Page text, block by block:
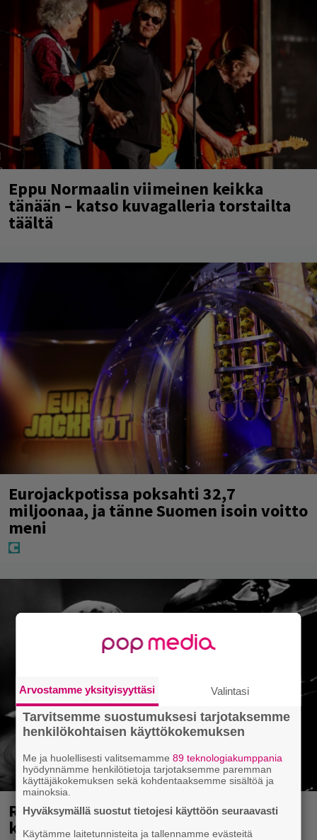
Eppu Normaalin viimeinen keikka
tänään – katso kuvagalleria torstailta
Eurojackpotissa poksahti 32,7
miljoonaa, ja tänne Suomen isoin voitto
meni
Arvostamme yksityisyyttäsi Valintasi
Tarvitsemme suostumuksesi tarjotaksemme
henkilökohtaisen käyttökokemuksen
Me ja huolellisesti valitsemamme89 teknologiakumppania
hyödynnämme henkilötietoja tarjotaksemme paremman
käyttäjäkokemuksen sekä kohdentaaksemme sisältöä ja
mainoksia.
Hyväksymällä suostut tietojesi käyttöön seuraavasti
Käytämme laitetunnisteita ja tallennamme evästeitä